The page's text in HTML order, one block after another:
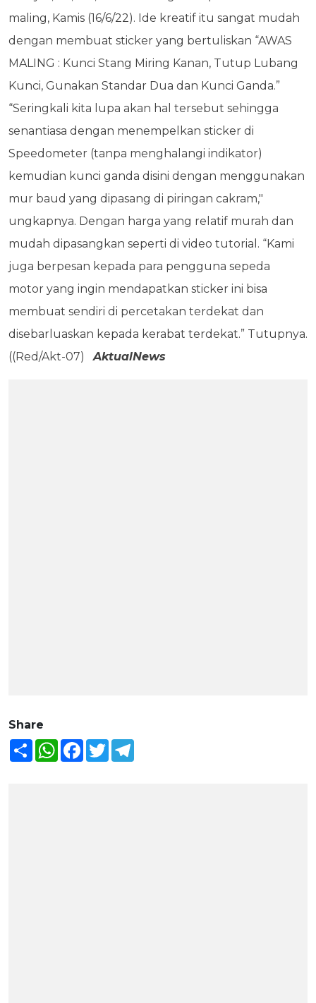
maling, Kamis (16/6/22). Ide kreatif itu sangat mudah
dengan membuat sticker yang bertuliskan “AWAS
MALING : Kunci Stang Miring Kanan, Tutup Lubang
Kunci, Gunakan Standar Dua dan Kunci Ganda.”
“Seringkali kita lupa akan hal tersebut sehingga
senantiasa dengan menempelkan sticker di
Speedometer (tanpa menghalangi indikator)
kemudian kunci ganda disini dengan menggunakan
mur baud yang dipasang di piringan cakram,"
ungkapnya. Dengan harga yang relatif murah dan
mudah dipasangkan seperti di video tutorial. “Kami
juga berpesan kepada para pengguna sepeda
motor yang ingin mendapatkan sticker ini bisa
membuat sendiri di percetakan terdekat dan
disebarluaskan kepada kerabat terdekat.” Tutupnya.
((Red/Akt-07)AktualNews
Share
Share WhatsAppFacebook
Twitter